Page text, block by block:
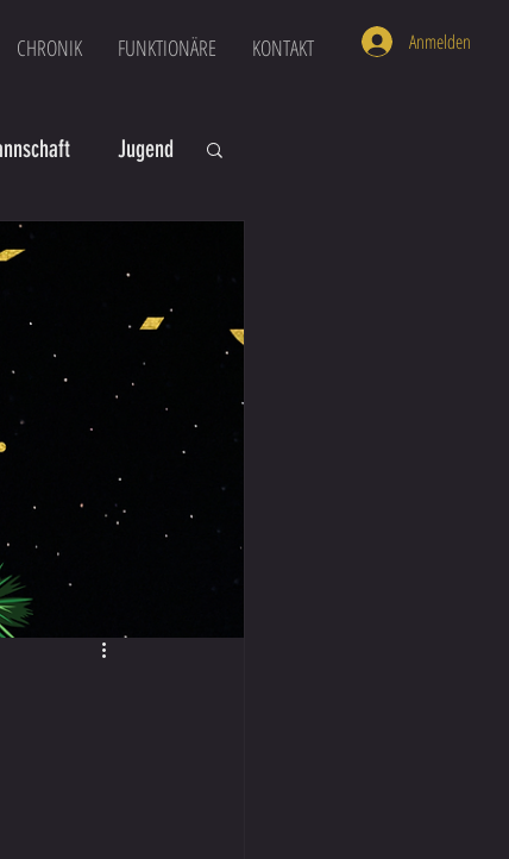
CHRONIK FUNKTIONÄRE KONTAKT Anmelden
Jugend
U16